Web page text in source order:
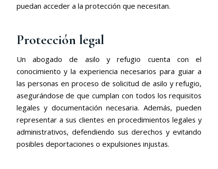
puedan acceder a la protección que necesitan.
Protección legal
Un abogado de asilo y refugio cuenta con el
conocimiento y la experiencia necesarios para guiar a
las personas en proceso de solicitud de asilo y refugio,
asegurándose de que cumplan con todos los requisitos
legales y documentación necesaria. Además, pueden
representar a sus clientes en procedimientos legales y
administrativos, defendiendo sus derechos y evitando
posibles deportaciones o expulsiones injustas.